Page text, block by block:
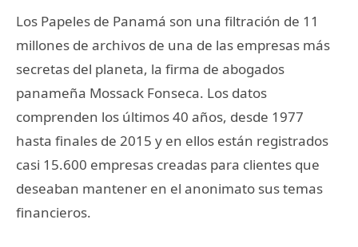
Los Papeles de Panamá son una filtración de 11
millones de archivos de una de las empresas más
secretas del planeta, la firma de abogados
panameña Mossack Fonseca. Los datos
comprenden los últimos 40 años, desde 1977
hasta finales de 2015 y en ellos están registrados
casi 15.600 empresas creadas para clientes que
deseaban mantener en el anonimato sus temas
financieros.